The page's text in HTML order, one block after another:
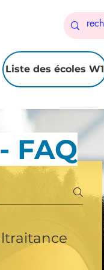
Liste des écoles W1
FAQ